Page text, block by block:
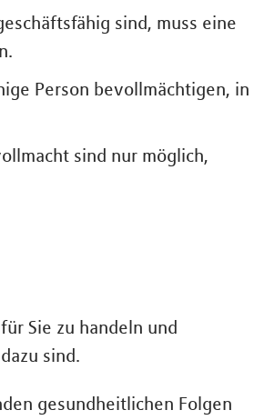
sind, muss eine
Person bevollmächtigen, in
sind nur möglich,
Sie zu handeln und
sind.
gesundheitlichen Folgen